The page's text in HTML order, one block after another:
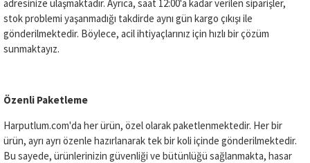
adresinize ulaşmaktadır. Ayrıca, saat 12:00'a kadar verilen siparişler,
stok problemi yaşanmadığı takdirde aynı gün kargo çıkışı ile
gönderilmektedir. Böylece, acil ihtiyaçlarınız için hızlı bir çözüm
sunmaktayız.
Özenli Paketleme
Harputlum.com'da her ürün, özel olarak paketlenmektedir. Her bir
ürün, ayrı ayrı özenle hazırlanarak tek bir koli içinde gönderilmektedir.
Bu sayede, ürünlerinizin güvenliği ve bütünlüğü sağlanmakta, hasar